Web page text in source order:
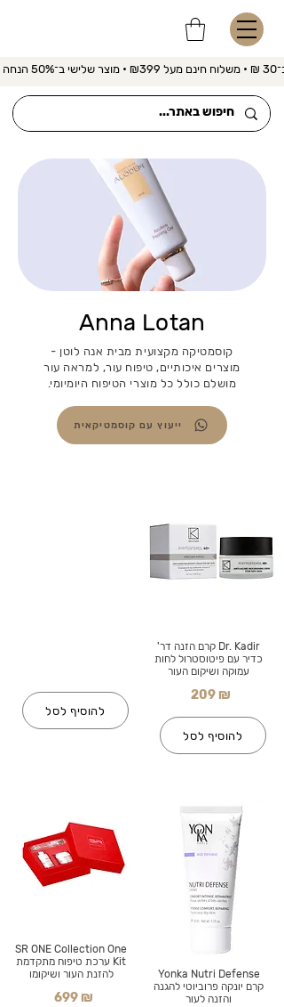
הנחה
Anna Lotan
קוסמטיקה מקצועית מבית אנה לוטן -
מוצרים איכותיים, טיפוח עור, למראה עור
מושלם כולל כל מוצרי הטיפוח היומיומי.
ייעוץ עם קוסמטיקאית
להוסיף לסל
SR ONE Collection One
Kit ערכת טיפוח מתקדמת
להזנת העור ושיקומו
699 ₪
Dr. Kadir קרם הזנה דר'
כדיר עם פיטוסטרול לחות
עמוקה ושיקום העור
209 ₪
להוסיף לסל
Yonka Nutri Defense
קרם יונקה פרוביוטי להגנה
והזנה לעור